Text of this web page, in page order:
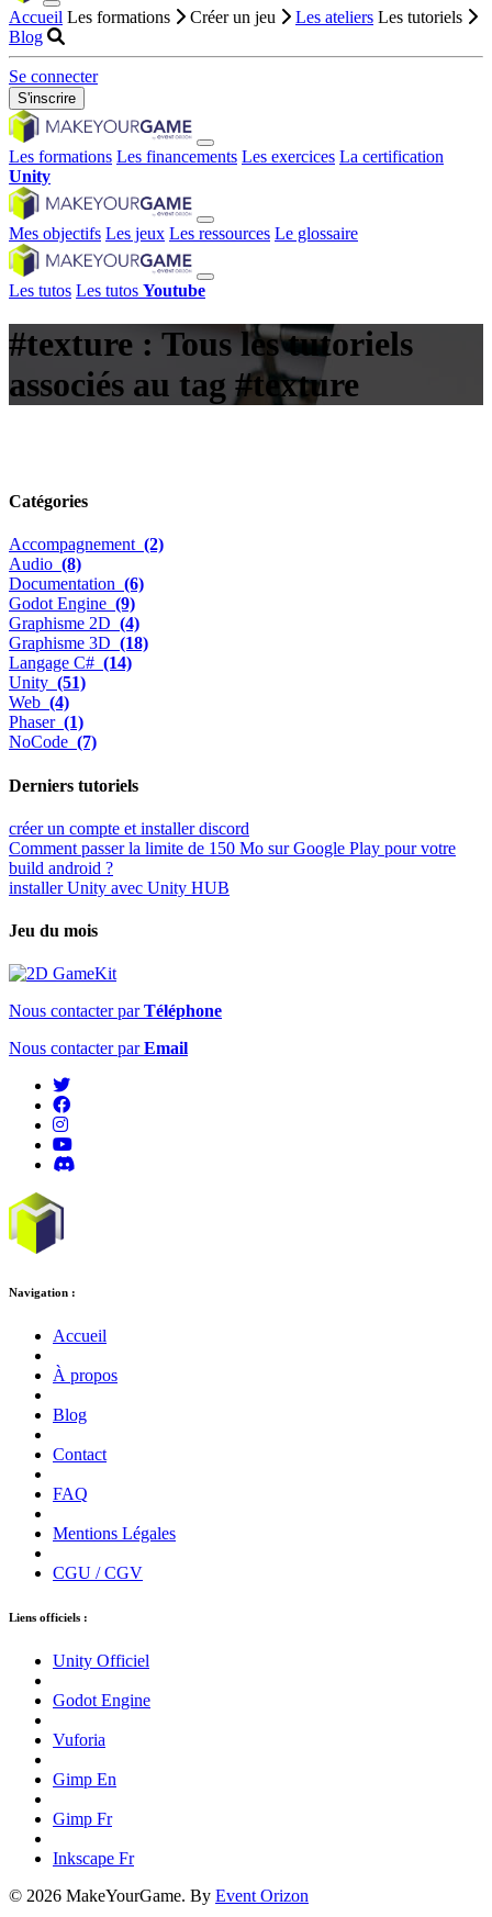
Accueil Les formations Créer un jeu Les ateliers Les tutoriels
Blog
Se connecter
S'inscrire
Les formations Les financements Les exercices La certification
Unity
Mes objectifs Les jeux Les ressources Le glossaire
Les tutos Les tutos Youtube
#texture : Tous les tutoriels
associés au tag #texture
Catégories
Accompagnement (2)
Audio (8)
Documentation (6)
Godot Engine (9)
Graphisme 2D (4)
Graphisme 3D (18)
Langage C# (14)
Unity (51)
Web (4)
Phaser (1)
NoCode (7)
Derniers tutoriels
créer un compte et installer discord
Comment passer la limite de 150 Mo sur Google Play pour votre
build android ?
installer Unity avec Unity HUB
Jeu du mois
Nous contacter parTéléphone
Nous contacter parEmail
Navigation :
Accueil
À propos
Blog
Contact
FAQ
Mentions Légales
CGU / CGV
Liens officiels :
Unity Officiel
Godot Engine
Vuforia
Gimp En
Gimp Fr
Inkscape Fr
© 2026 MakeYourGame. By Event Orizon